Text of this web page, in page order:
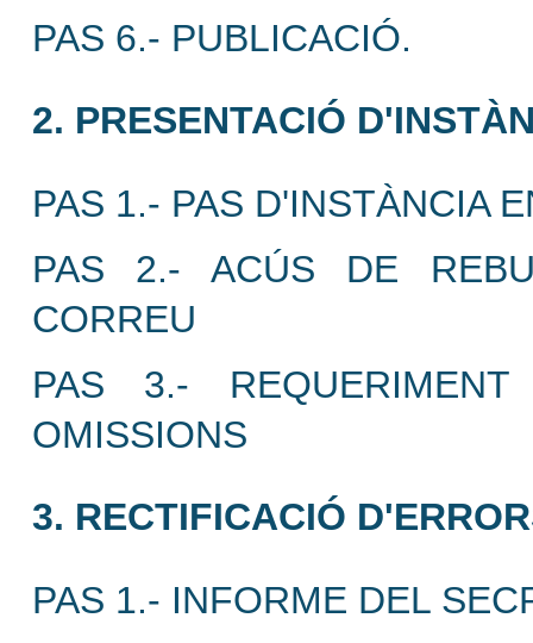
PAS 6.- PUBLICACIÓ.
2. PRESENTACIÓ
PAS 1.- PAS D'INSTÀNCIA
PAS 2.- ACÚS DE
CORREU
PAS 3.-
OMISSIONS
3. RECTIFICACIÓ
PAS 1.- INFORME DEL